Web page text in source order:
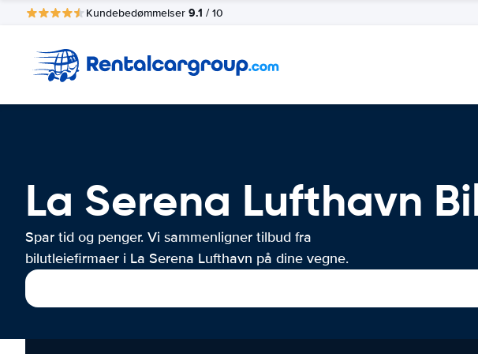
Kundebedømmelser 9.1 / 10
La Serena Lufthavn
Spar tid og penger. Vi sammenligner tilbud fra
bilutleiefirmaer i La Serena Lufthavn på dine vegne.